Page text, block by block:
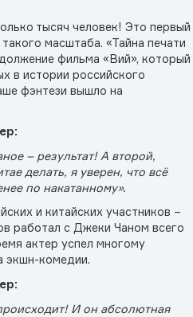
тысяч человек! Это первый
масштаба. «Тайна печати
фильма «Вий», который
в истории российского
фэнтези вышло на
– результат! А второй,
делать, я уверен, что всё
по накатанному».
и китайских участников –
работал с Джеки Чаном всего
актер успел многому
экшн-комедии.
И он абсолютная